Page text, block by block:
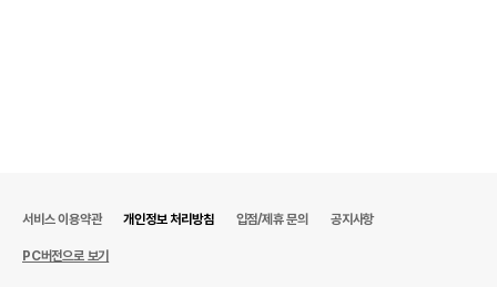
상품 필수 정보
품명 및 모델명
서비스 이용약관 개인정보 처리방침 입점/제휴 문의 공지사항
PC버전으로 보기